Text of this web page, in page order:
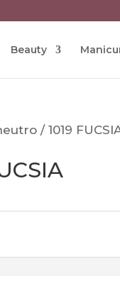
Beauty
/ 1019